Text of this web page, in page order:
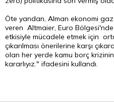
Öte yandan, Alman ekonomi
veren Altmaier, Euro
etkisiyle mücadele etmek için
çıkarılması önerilerine karşı
olan her yerde kamu borç krizinin
kararlıyız." ifadesini kullandı.